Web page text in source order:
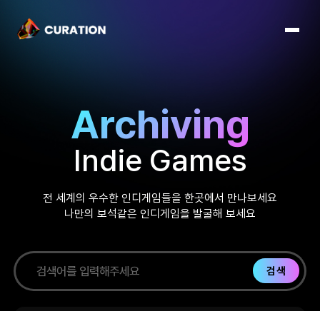
Archiving
Indie Games
전 세계의 우수한 인디게임들을 한곳에서 만나보세요
나만의 보석같은 인디게임을 발굴해 보세요
검색